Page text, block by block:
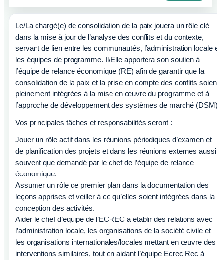
Le/La chargé(e) de consolidation de la paix jouera un rôle clé
dans la mise à jour de l’analyse des conflits et du contexte,
servant de lien entre les communautés, l’administration locale et
les équipes de programme. Il/Elle apportera son soutien à
l’équipe de relance économique (RE) afin de garantir que la
consolidation de la paix et la prise en compte des conflits soient
pleinement intégrées à la mise en œuvre du programme et à
l’approche de développement des systèmes de marché (DSM).
Vos principales tâches et responsabilités seront :
Jouer un rôle actif dans les réunions périodiques d’examen et
de planification des projets et dans les réunions externes aussi
souvent que demandé par le chef de l’équipe de relance
économique.
Assumer un rôle de premier plan dans la documentation des
leçons apprises et veiller à ce qu’elles soient intégrées dans la
conception des activités.
Aider le chef d’équipe de l’ECREC à établir des relations avec
l’administration locale, les organisations de la société civile et
les organisations internationales/locales mettant en œuvre des
interventions similaires, tout en aidant l’équipe Ecrec Rec à